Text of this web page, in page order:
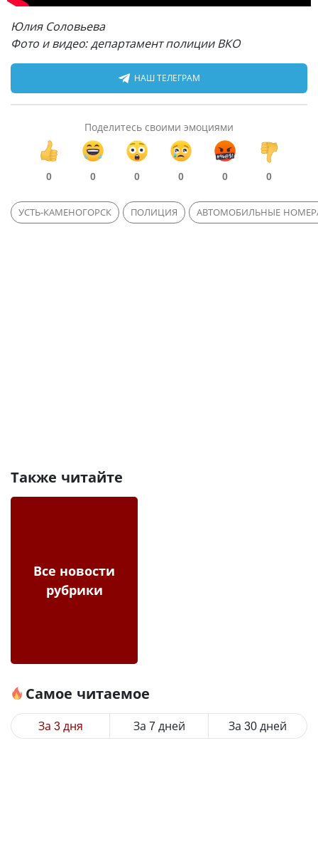
Юлия Соловьева
Фото и видео: департамент полиции ВКО
НАШ ТЕЛЕГРАМ
Поделитесь своими эмоциями
0 0 0 0 0 0
УСТЬ-КАМЕНОГОРСК ПОЛИЦИЯ АВТОМОБИЛЬНЫЕ
Также читайте
Все новости
рубрики
Самое читаемое
За 3 дня За 7 дней За 30 дней